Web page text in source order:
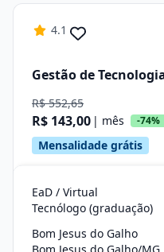
4.1
Gestão de
R$ 552,65
R$ 143,00 | mês -74%
Mensalidade grátis
EaD / Virtual
Tecnólogo (graduação)
Bom Jesus do Galho